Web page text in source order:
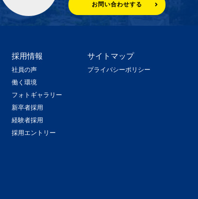
お問い合わせする
採用情報
社員の声
働く環境
フォトギャラリー
新卒者採用
経験者採用
採用エントリー
サイトマップ
プライバシーポリシー